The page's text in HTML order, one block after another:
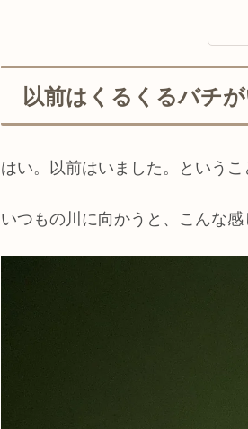
以前はくるくるバチが
はい。以前はいました。というこ
いつもの川に向かうと、こんな感